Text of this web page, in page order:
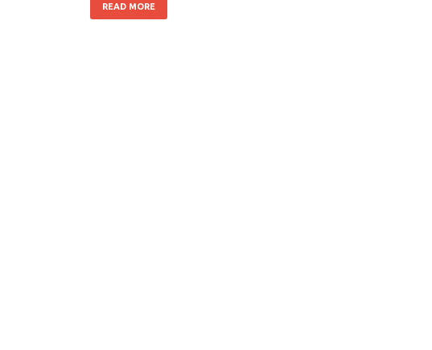
READ MORE